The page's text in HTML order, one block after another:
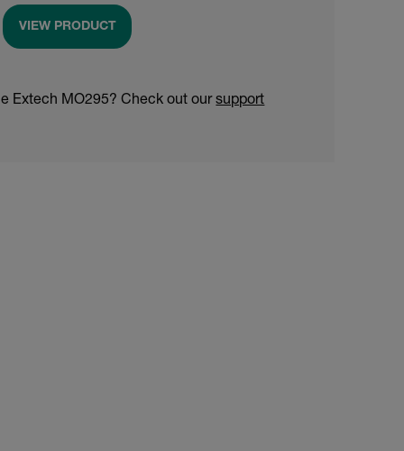
VIEW PRODUCT
Extech MO295? Check out oursupport